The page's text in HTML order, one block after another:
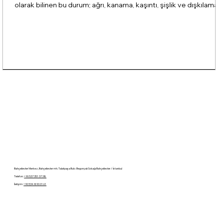
olarak bilinen bu durum; ağrı, kanama, kaşıntı, şişlik ve dışkılama
Bahçelievler Merkez, Bahçelievler mh. Talatpaşa Bulv. Begonyalı Sokağı Bahçelievler / İstanbul
Telefon:+90 537 351 37 38
İletişim:+90 534 890 01 61